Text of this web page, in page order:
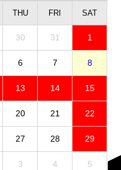
THU FRI SAT
30 31 1
6 7 8
13 14 15
20 21 22
27 28 29
3 4 5